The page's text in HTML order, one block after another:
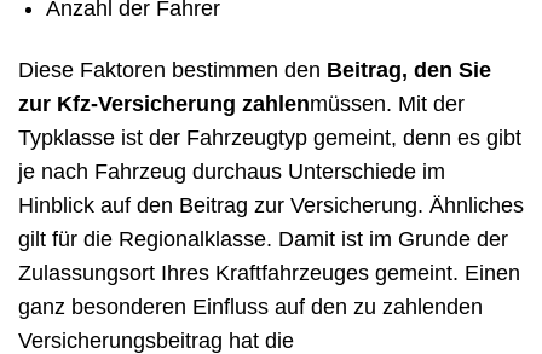
Anzahl der Fahrer
Diese Faktoren bestimmen den Beitrag, den Sie
zur Kfz-Versicherung zahlenmüssen. Mit der
Typklasse ist der Fahrzeugtyp gemeint, denn es gibt
je nach Fahrzeug durchaus Unterschiede im
Hinblick auf den Beitrag zur Versicherung. Ähnliches
gilt für die Regionalklasse. Damit ist im Grunde der
Zulassungsort Ihres Kraftfahrzeuges gemeint. Einen
ganz besonderen Einfluss auf den zu zahlenden
Versicherungsbeitrag hat die